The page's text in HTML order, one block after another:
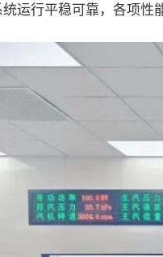
运行平稳可靠，各项性